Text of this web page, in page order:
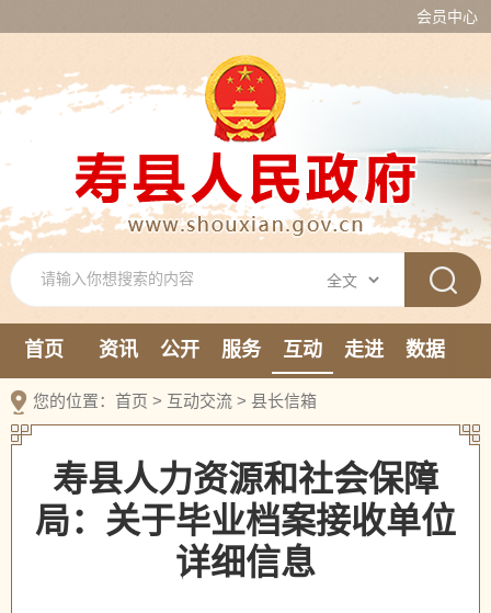
会员中心
首页 资讯 公开 服务 互动 走进
数据
您的位置： 首页 > 互动交流 > 县长信箱
寿县人力资源和社会保障
局：关于毕业档案接收单位
详细信息